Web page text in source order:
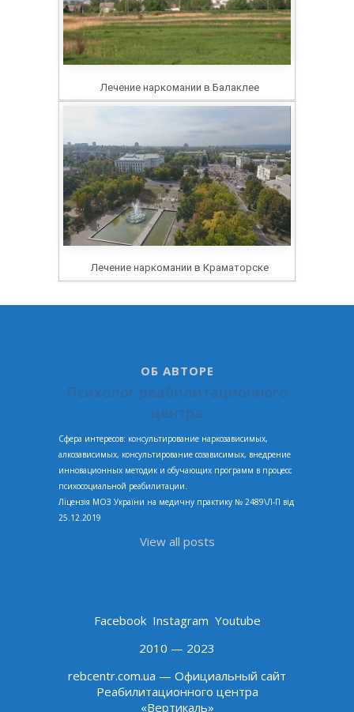
Лечение наркомании в Балаклее
Лечение наркомании в Краматорске
ОБ АВТОРЕ
Психолог реабилитационного
центра
Сфера интересов: консультирование наркозависимых,
алкозависимых, консультирование созависимых, внедрение
инновационных методик и обучающих программ в процесс
психосоциальной реабилитации.
Ліцензія МОЗ України на медичну практику № 2489\Л-П від
25.12.2019
View all posts
Facebook Instagram Youtube
2010 — 2023
rebcentr.com.ua — Официальный сайт
Реабилитационного центра
«Вертикаль»